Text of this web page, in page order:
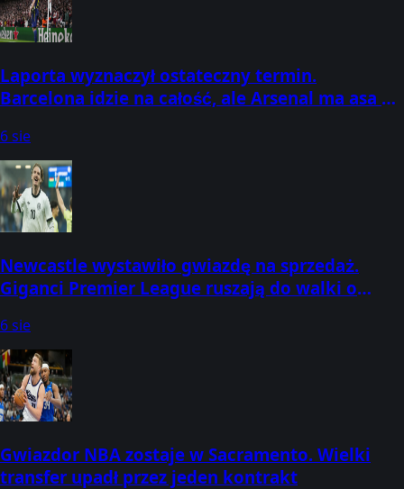
Laporta wyznaczył ostateczny termin.
Barcelona idzie na całość, ale Arsenal ma asa w
6 sie
Newcastle wystawiło gwiazdę na sprzedaż.
Giganci Premier League ruszają do walki o
6 sie
Gwiazdor NBA zostaje w Sacramento. Wielki
transfer upadł przez jeden kontrakt